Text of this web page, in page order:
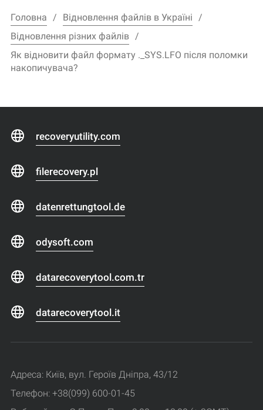
Головна
Відновлення файлів в Україні
Відновлення різних файлів
Як відновити файл формату ._SYS.LFO після поломки
накопичувача?
recoveryutility.com
filerecovery.pl
datenrettungtool.de
odysoft.com
datarecoverytool.com.tr
datarecoverytool.it
Адреса: Київ, вул. Героїв Дніпра, 43/12
Телефон: +38(099) 600-01-45